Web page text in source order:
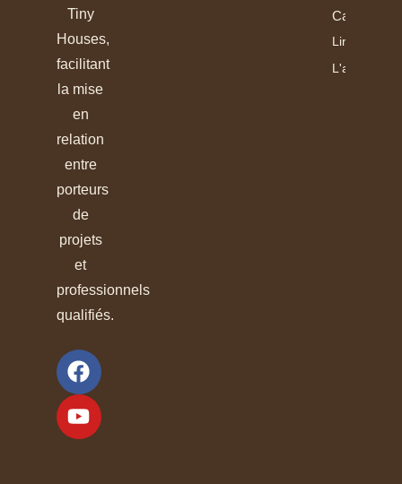
Tiny
Houses,
facilitant
la mise
en
relation
entre
porteurs
de
projets
et
professionnels
qualifiés.
Calibrés
Lire
L'article